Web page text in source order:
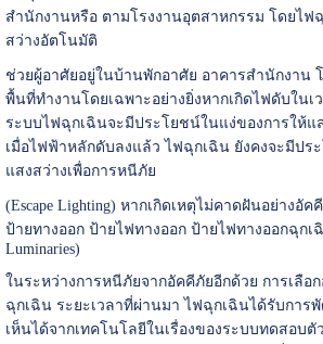
สำนักงานหรือ ตามโรงงานอุตสาหกรรม โดยไฟ
สว่างอัตโนมัติ
ช่วยผู้อาศัยอยู่ในบ้านพักอาศัย อาคารสำนักงาน
พื้นที่ทำงานโดยเฉพาะอย่างยิ่งหากเกิดไฟดับใน
ระบบไฟฉุกเฉินจะมีประโยชน์ในแง่ของการให้แ
เมื่อไฟฟ้าหลักดับลงแล้ว ไฟฉุกเฉิน ยังคงจะมีปร
แสงสว่างเพื่อการหนีภัย
(Escape Lighting) หากเกิดเหตุไม่คาดฝันอย่างอั
ป้ายทางออก ป้ายไฟทางออก ป้ายไฟทางออกฉุกเ
Luminaries)
ในระหว่างการหนีภัยจากอัคคีภัยอีกด้วย การเลือ
ฉุกเฉิน ระยะเวลาที่ผ่านมา ไฟฉุกเฉินได้รับการ
เห็นได้จากเทคโนโลยีในเรื่องของระบบทดสอบตัว